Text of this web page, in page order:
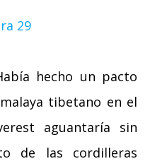
hecho un pacto
tibetano en el
aguantaría sin
de las cordilleras